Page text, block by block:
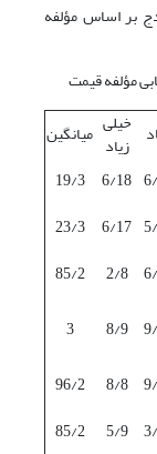
بر اساس مؤلفه
خیلی
زیاد میانگین
6/18
19/3
6/17
23/3
2/8
85/2
8/9
3
8/8
96/2
5/9
85/2